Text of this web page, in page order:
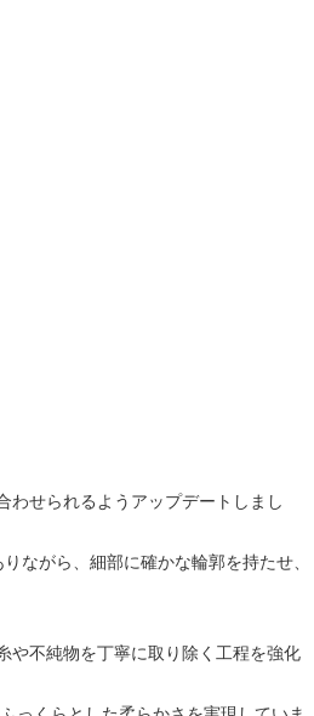
わせられるようアップデートしまし
ながら、細部に確かな輪郭を持たせ、
や不純物を丁寧に取り除く工程を強化